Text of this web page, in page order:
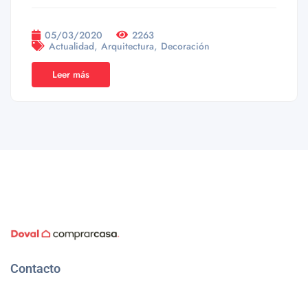
05/03/2020
2263
Actualidad, Arquitectura, Decoración
Leer más
Contacto